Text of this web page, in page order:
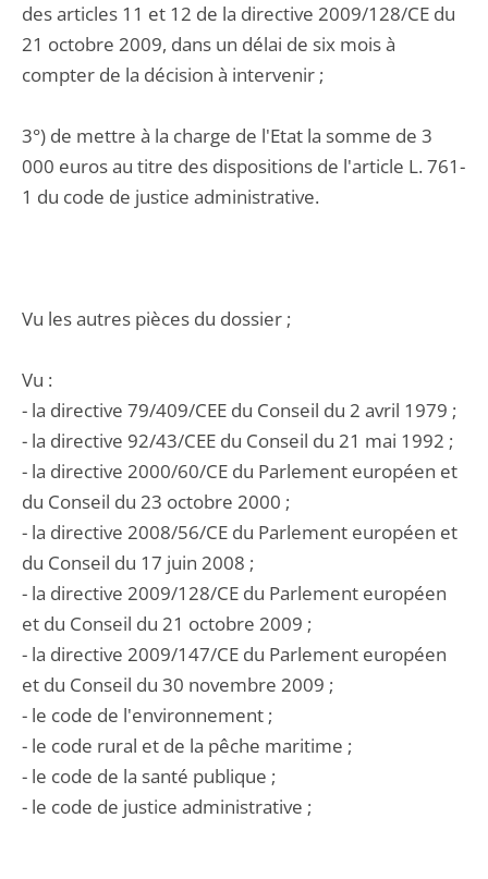
des articles 11 et 12 de la directive 2009/128/CE du
21 octobre 2009, dans un délai de six mois à
compter de la décision à intervenir ;
3°) de mettre à la charge de l'Etat la somme de 3
000 euros au titre des dispositions de l'article L. 761-
1 du code de justice administrative.
Vu les autres pièces du dossier ;
Vu :
- la directive 79/409/CEE du Conseil du 2 avril 1979 ;
- la directive 92/43/CEE du Conseil du 21 mai 1992 ;
- la directive 2000/60/CE du Parlement européen et
du Conseil du 23 octobre 2000 ;
- la directive 2008/56/CE du Parlement européen et
du Conseil du 17 juin 2008 ;
- la directive 2009/128/CE du Parlement européen
et du Conseil du 21 octobre 2009 ;
- la directive 2009/147/CE du Parlement européen
et du Conseil du 30 novembre 2009 ;
- le code de l'environnement ;
- le code rural et de la pêche maritime ;
- le code de la santé publique ;
- le code de justice administrative ;